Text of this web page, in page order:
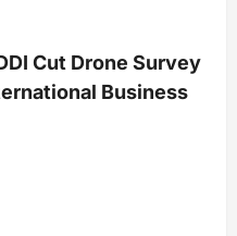
Cut Drone Survey
Business